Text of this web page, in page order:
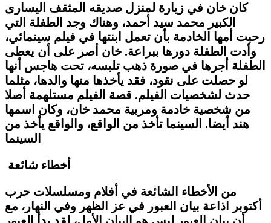
كان خان في زيارة لمنزل صديقه المثقف اليسارى
الكبير محمد سيد أحمد، وهناك وجد الطفلة التي
رحبت أمها الخادمة بأن تعمل ابنتها في فيلم سينمائي،
وأدت الطفلة دورها ببراعة. خان أصر على أن يعطى
الطفلة أجرها في صورة ذهب تلبسه، تحت هاجس أنها
لو حصلت على نقود، فقد يأخذها منها والدها، مثلما
حدث لشخصيات الفيلم. قصة الفيلم مستلهمة أصلا
من شخصية خادمة ومربية محمد خان، وكان اسمها
هند أيضا. السينما تأخذ من الواقع، والواقع يأخذ من
السينما
أخطاء شائعة
من الأخطاء الشائعة في أفلام ومسلسلات حرب
أكتوبر اذاعة بيان العبور في عز الظهر وفي النهار، مع